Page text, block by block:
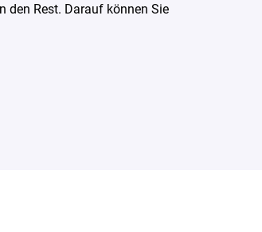
den Rest. Darauf können Sie